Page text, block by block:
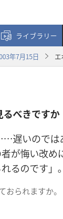
ライブラリー
年7月15日
べきですか
遅いのでは
が悔い改
れるのです
おられますか